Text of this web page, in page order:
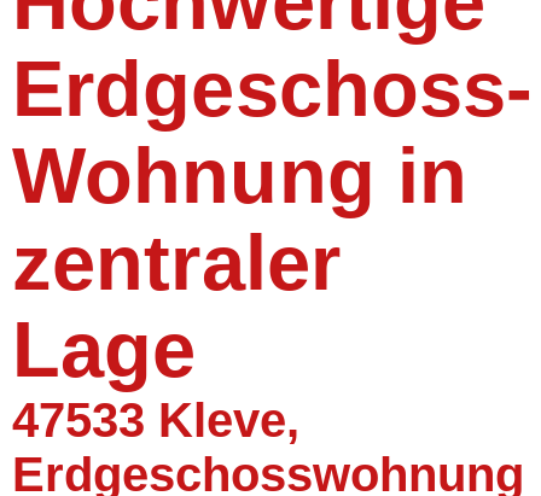
Erdgeschoss-
Wohnung in
zentraler
Lage
47533 Kleve,
Erdgeschosswohnung